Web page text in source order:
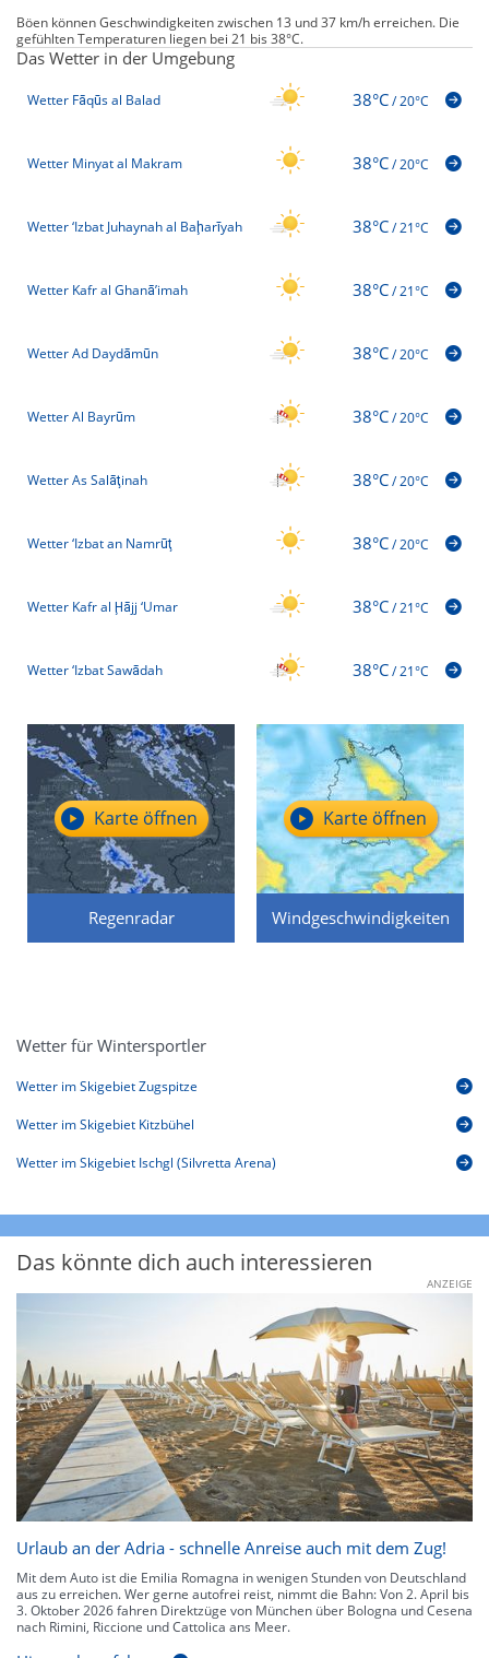
Böen können Geschwindigkeiten zwischen 13 und 37 km/h erreichen. Die
gefühlten Temperaturen liegen bei 21 bis 38°C.
Das Wetter in der Umgebung
Wetter Fāqūs al Balad 38°C/20°C
Wetter Minyat al Makram 38°C/20°C
Wetter ‘Izbat Juhaynah al Baḩarīyah 38°C/21°C
Wetter Kafr al Ghanā’imah 38°C/21°C
Wetter Ad Daydāmūn 38°C/20°C
Wetter Al Bayrūm 38°C/20°C
Wetter As Salāţinah 38°C/20°C
Wetter ‘Izbat an Namrūţ 38°C/20°C
Wetter Kafr al Ḩājj ‘Umar 38°C/21°C
Wetter ‘Izbat Sawādah 38°C/21°C
Regenradar
Karte öffnen
Windgeschwindigkeiten
Karte öffnen
Wetter für Wintersportler
Wetter im Skigebiet Zugspitze
Wetter im Skigebiet Kitzbühel
Wetter im Skigebiet Ischgl (Silvretta Arena)
Das könnte dich auch interessieren
ANZEIGE
Urlaub an der Adria - schnelle Anreise auch mit dem Zug!
Mit dem Auto ist die Emilia Romagna in wenigen Stunden von Deutschland
aus zu erreichen. Wer gerne autofrei reist, nimmt die Bahn: Von 2. April bis
3. Oktober 2026 fahren Direktzüge von München über Bologna und Cesena
nach Rimini, Riccione und Cattolica ans Meer.